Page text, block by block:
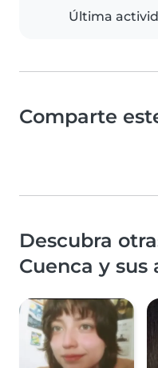
Última
Comparte
Descubra
Cuenca y sus